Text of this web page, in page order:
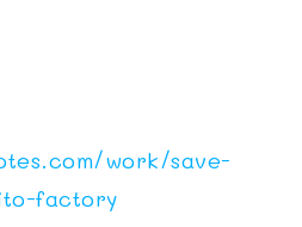
work/save-
factory